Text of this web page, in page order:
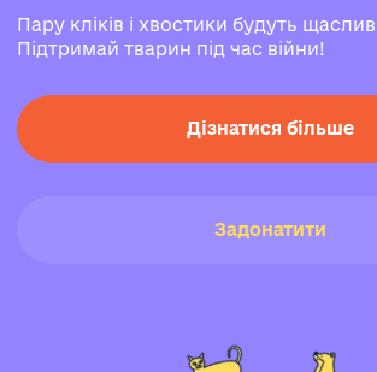
Пару кліків і хвостики будуть
Підтримай тварин під час війни!
Дізнатися більше
Задонатити